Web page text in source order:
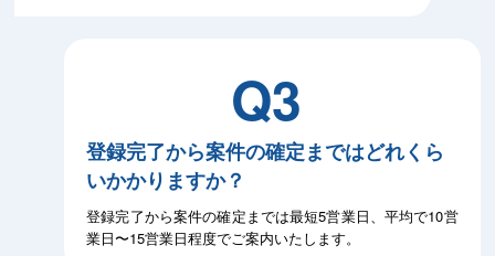
Q3
登録完了から案件の確定まではどれくら
いかかりますか？
登録完了から案件の確定までは最短5営業日、平均で10営
業日〜15営業日程度でご案内いたします。